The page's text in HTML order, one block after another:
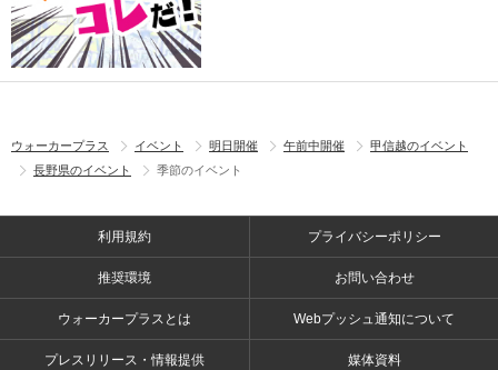
ウォーカープラス イベント 明日開催 午前中開催
甲信越のイベント
長野県のイベント
季節のイベント
利用規約 プライバシーポリシー
推奨環境 お問い合わせ
ウォーカープラスとは Webプッシュ通知について
プレスリリース・情報提供 媒体資料